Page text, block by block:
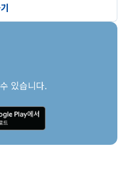
있습니다.